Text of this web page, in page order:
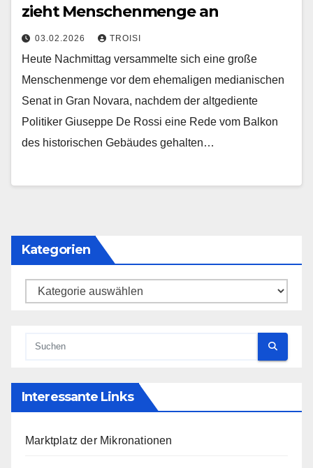
zieht Menschenmenge an
03.02.2026 TROISI
Heute Nachmittag versammelte sich eine große
Menschenmenge vor dem ehemaligen medianischen
Senat in Gran Novara, nachdem der altgediente
Politiker Giuseppe De Rossi eine Rede vom Balkon
des historischen Gebäudes gehalten…
Kategorien
Kategorien
Interessante Links
Marktplatz der Mikronationen